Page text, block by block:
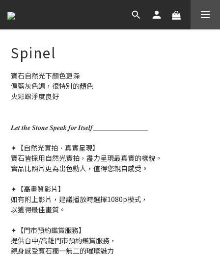
Spinel
寶石自然光下顏色更深
偏藍灰色調，很特別的顏色
火彩跟淨度良好
𝑳𝒆𝒕 𝒕𝒉𝒆 𝑺𝒕𝒐𝒏𝒆 𝑺𝒑𝒆𝒂𝒌 𝒇𝒐𝒓 𝑰𝒕𝒔𝒆𝒍𝒇＿＿＿＿＿＿＿＿
✦【自然光實拍．真實呈現】
寶石皆採用自然光實拍，盡力呈現最真實的樣貌。
實品比照片更為出色動人，值得您親自感受。
✦【高畫質影片】
如有附上影片，建議播放時選擇1080p模式，
以獲得最佳畫質。
✦【門市預約鑑賞服務】
提供台中/高雄門市預約鑑賞服務，
親身感受寶石獨一無二的璀璨魅力